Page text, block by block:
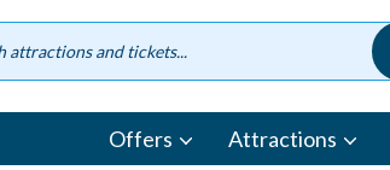
Offers Attractions